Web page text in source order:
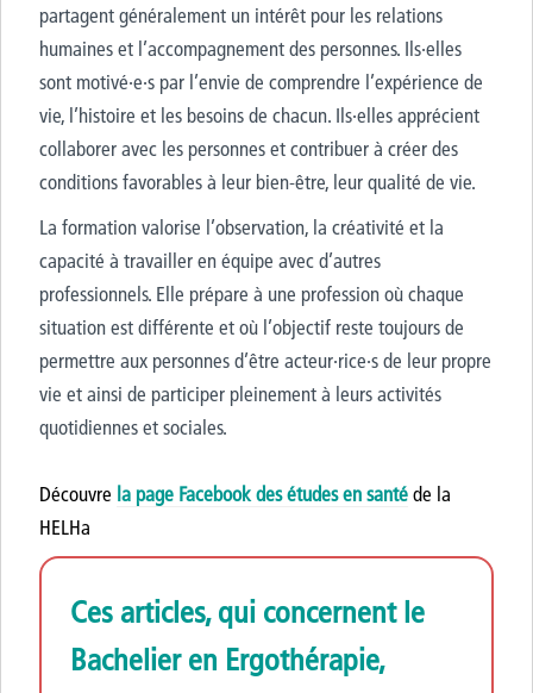
partagent généralement un intérêt pour les relations
humaines et l’accompagnement des personnes. Ils·elles
sont motivé·e·s par l’envie de comprendre l’expérience de
vie, l’histoire et les besoins de chacun. Ils·elles apprécient
collaborer avec les personnes et contribuer à créer des
conditions favorables à leur bien-être, leur qualité de vie.
La formation valorise l’observation, la créativité et la
capacité à travailler en équipe avec d’autres
professionnels. Elle prépare à une profession où chaque
situation est différente et où l’objectif reste toujours de
permettre aux personnes d’être acteur·rice·s de leur propre
vie et ainsi de participer pleinement à leurs activités
quotidiennes et sociales.
Découvre la page Facebook des études en santéde la
HELHa
Ces articles, qui concernent le
Bachelier en Ergothérapie,